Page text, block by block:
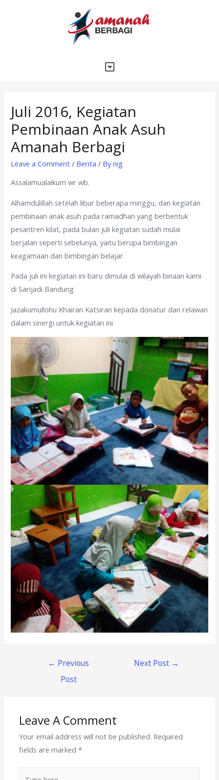
Juli 2016, Kegiatan
Pembinaan Anak Asuh
Amanah Berbagi
Leave a Comment / Berita / Bynig
Assalamualaikum wr wb.
Alhamdulillah setelah libur beberapa minggu, dan kegiatan
pembinaan anak asuh pada ramadhan yang berbentuk
pesantren kilat, pada bulan juli kegiatan sudah mulai
berjalan seperti sebelunya, yaitu berupa bimbingan
keagamaan dan bimbingan belajar.
Pada juli ini kegiatan ini baru dimulai di wilayah binaan kami
di Sarijadi Bandung
Jazakumullohu Khairan Katsiran kepada donatur dan relawan
dalam sinergi untuk kegiatan ini
← Previous
Post
Next Post →
Leave A Comment
Your email address will not be published. Required
fields are marked*